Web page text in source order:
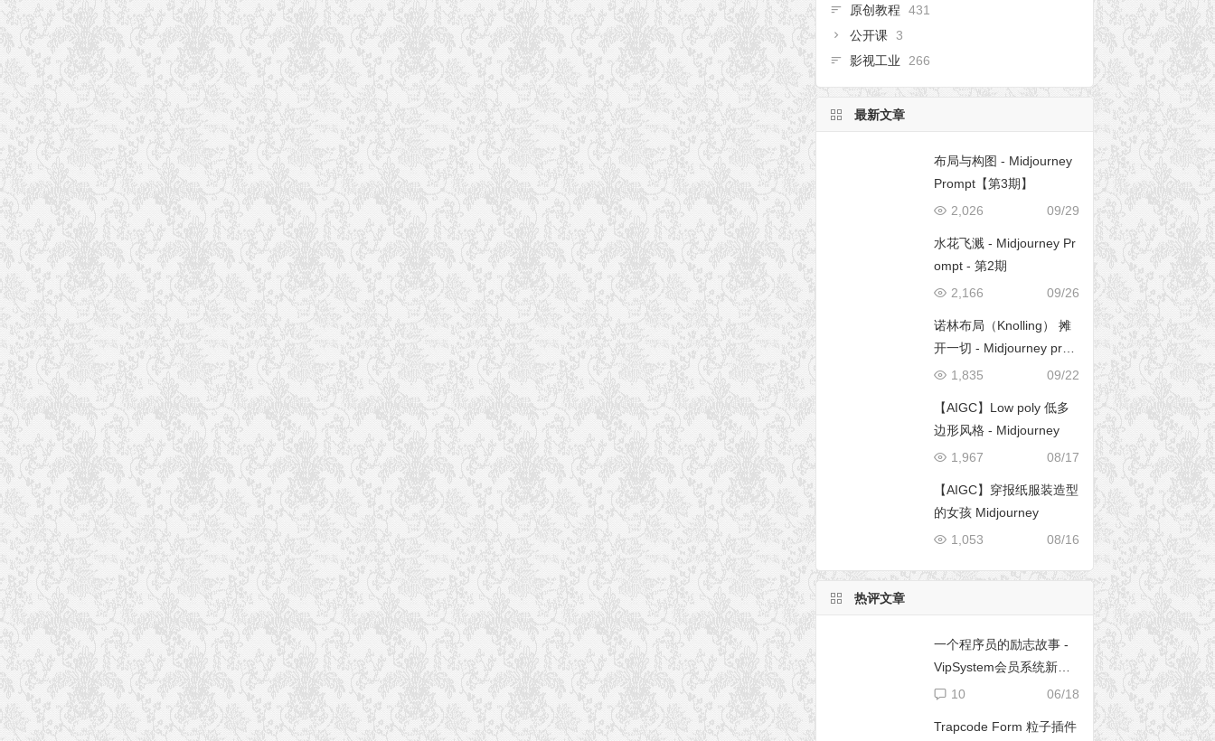
原创教程
431
公开课 3
影视工业
266
最新文章
布局与构图 - Midjourney
Prompt【第3期】
09/29
2,026
水花飞溅 - Midjourney Pr
ompt - 第2期
09/26
2,166
诺林布局（Knolling） 摊
开一切 - Midjourney pro
mpt
09/22
1,835
【AIGC】Low poly 低多
边形风格 - Midjourney
08/17
1,967
【AIGC】穿报纸服装造型
的女孩 Midjourney
08/16
1,053
热评文章
一个程序员的励志故事 -
VipSystem会员系统新版
开发
06/18
10
Trapcode Form 粒子插件